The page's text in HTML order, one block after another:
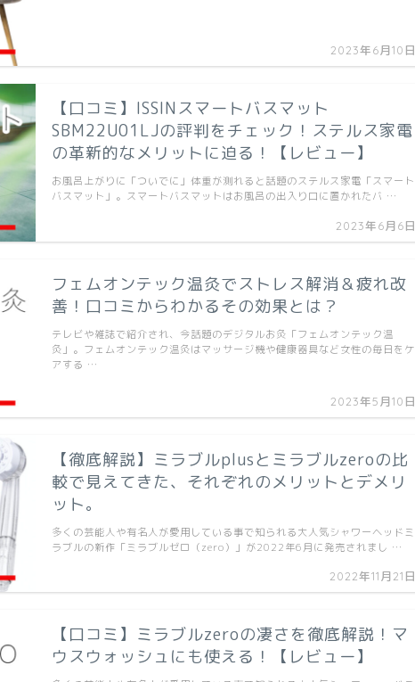
2023年6月10日
【口コミ】ISSINスマートバスマット
SBM22U01LJの評判をチェック！ステルス家電
の革新的なメリットに迫る！【レビュー】
2023年6月6日
お風呂上がりに「ついでに」体重が測れると話題のステルス家電「スマート
バスマット」。スマートバスマットはお風呂の出入り口に置かれたバ …
フェムオンテック温灸でストレス解消＆疲れ改
善！口コミからわかるその効果とは？
2023年5月10日
テレビや雑誌で紹介され、今話題のデジタルお灸「フェムオンテック温
灸」。フェムオンテック温灸はマッサージ機や健康器具など女性の毎日をケ
アする …
【徹底解説】ミラブルplusとミラブルzeroの比
較で見えてきた、それぞれのメリットとデメリ
ット。
2022年11月21日
多くの芸能人や有名人が愛用している事で知られる大人気シャワーヘッドミ
ラブルの新作「ミラブルゼロ（zero）」が2022年6月に発売されまし …
【口コミ】ミラブルzeroの凄さを徹底解説！マ
ウスウォッシュにも使える！【レビュー】